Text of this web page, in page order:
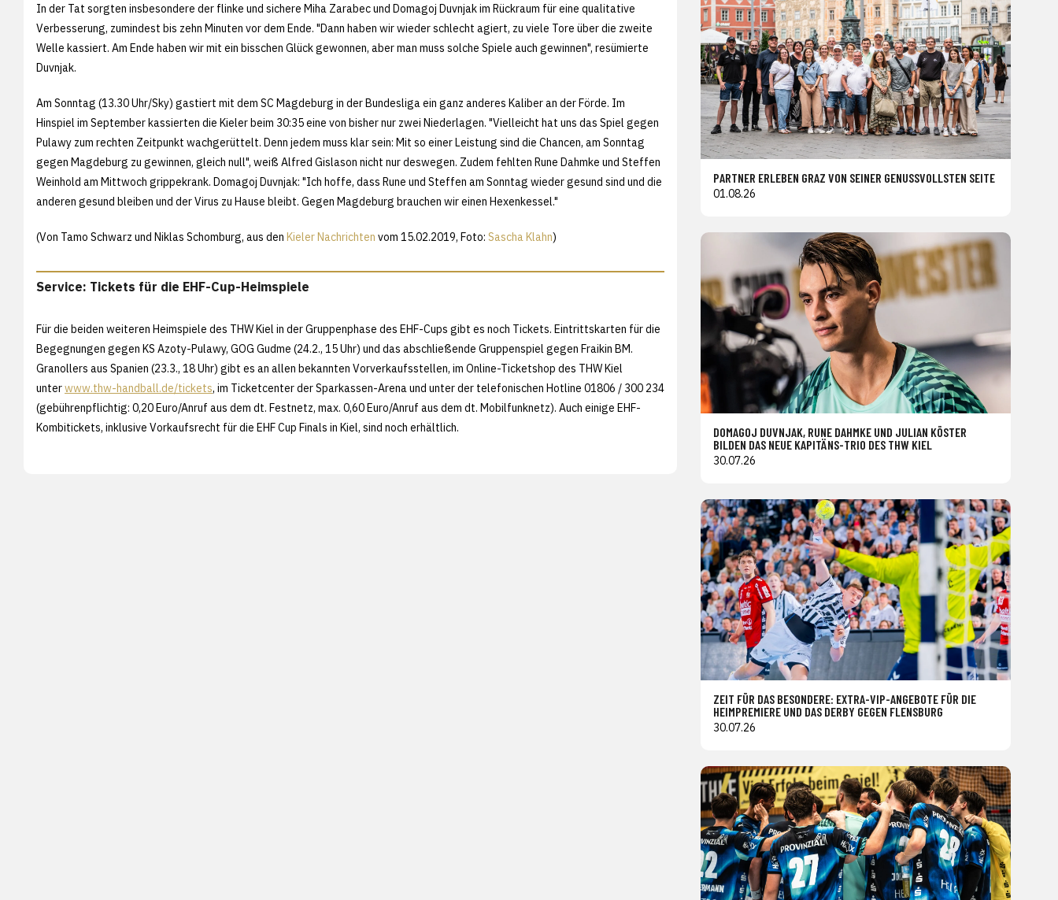
In der Tat sorgten insbesondere der flinke und sichere Miha Zarabec und Domagoj Duvnjak im Rückraum für eine qualitative
Verbesserung, zumindest bis zehn Minuten vor dem Ende. "Dann haben wir wieder schlecht agiert, zu viele Tore über die zweite
Welle kassiert. Am Ende haben wir mit ein bisschen Glück gewonnen, aber man muss solche Spiele auch gewinnen", resümierte
Duvnjak.
Am Sonntag (13.30 Uhr/Sky) gastiert mit dem SC Magdeburg in der Bundesliga ein ganz anderes Kaliber an der Förde. Im
Hinspiel im September kassierten die Kieler beim 30:35 eine von bisher nur zwei Niederlagen. "Vielleicht hat uns das Spiel gegen
Pulawy zum rechten Zeitpunkt wachgerüttelt. Denn jedem muss klar sein: Mit so einer Leistung sind die Chancen, am Sonntag
gegen Magdeburg zu gewinnen, gleich null", weiß Alfred Gislason nicht nur deswegen. Zudem fehlten Rune Dahmke und Steffen
Weinhold am Mittwoch grippekrank. Domagoj Duvnjak: "Ich hoffe, dass Rune und Steffen am Sonntag wieder gesund sind und die
anderen gesund bleiben und der Virus zu Hause bleibt. Gegen Magdeburg brauchen wir einen Hexenkessel."
(Von Tamo Schwarz und Niklas Schomburg, aus den Kieler Nachrichten vom 15.02.2019, Foto: Sascha Klahn)
Service: Tickets für die EHF-Cup-Heimspiele
Für die beiden weiteren Heimspiele des THW Kiel in der Gruppenphase des EHF-Cups gibt es noch Tickets. Eintrittskarten für die
Begegnungen gegen KS Azoty-Pulawy, GOG Gudme (24.2., 15 Uhr) und das abschließende Gruppenspiel gegen Fraikin BM.
Granollers aus Spanien (23.3., 18 Uhr) gibt es an allen bekannten Vorverkaufsstellen, im Online-Ticketshop des THW Kiel
unterwww.thw-handball.de/tickets, im Ticketcenter der Sparkassen-Arena und unter der telefonischen Hotline 01806 / 300 234
(gebührenpflichtig: 0,20 Euro/Anruf aus dem dt. Festnetz, max. 0,60 Euro/Anruf aus dem dt. Mobilfunknetz). Auch einige EHF-
Kombitickets, inklusive Vorkaufsrecht für die EHF Cup Finals in Kiel, sind noch erhältlich.
PARTNER ERLEBEN GRAZ VON SEINER GENUSSVOLLSTEN SEITE
01.08.26
DOMAGOJ DUVNJAK, RUNE DAHMKE UND JULIAN KÖSTER
BILDEN DAS NEUE KAPITÄNS-TRIO DES THW KIEL
30.07.26
ZEIT FÜR DAS BESONDERE: EXTRA-VIP-ANGEBOTE FÜR DIE
HEIMPREMIERE UND DAS DERBY GEGEN FLENSBURG
30.07.26